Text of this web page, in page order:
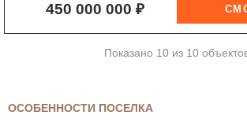
450 000 000 ₽
Показано 10 из 10
ОСОБЕННОСТИ ПОСЕЛКА